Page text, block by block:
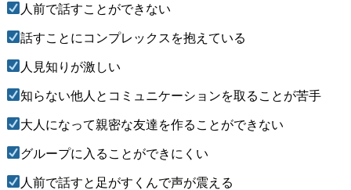
人前で話すことができない
話すことにコンプレックスを抱えている
人見知りが激しい
知らない他人とコミュニケーションを取ることが苦手
大人になって親密な友達を作ることができない
グループに入ることができにくい
人前で話すと足がすくんで声が震える